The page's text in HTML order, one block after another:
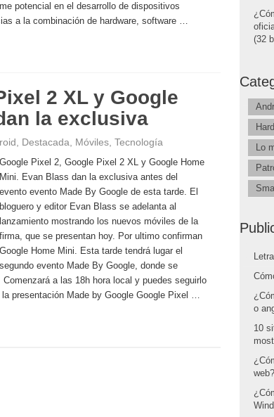
potencial en el desarrollo de dispositivos
a la combinación de hardware, software …
2 XL y Google
la exclusiva
Destacada Móviles, Tecnología
Google Pixel 2, Google Pixel 2 XL y Google Home
Mini. Evan Blass dan la exclusiva antes del
evento evento Made By Google de esta tarde. El
bloguero y editor Evan Blass se adelanta al
lanzamiento mostrando los nuevos móviles de la
firma, que se presentan hoy. Por ultimo confirman
Google Home Mini. Esta tarde tendrá lugar el
segundo evento Made By Google, donde se
a las 18h hora local y puedes seguirlo
presentación Made by Google Google Pixel …
(32
Lo
o
10
web?